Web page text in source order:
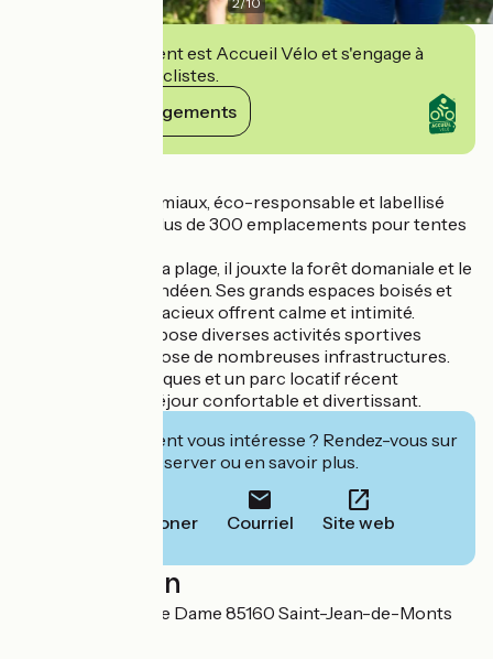
Cet établissement est Accueil Vélo et s'engage à
accueillir des cyclistes.
Voir ses engagements
Le camping Les Amiaux, éco-responsable et labellisé
Clef Verte, offre plus de 300 emplacements pour tentes
À 800 mètres de la plage, il jouxte la forêt domaniale et le
Marais Breton Vendéen. Ses grands espaces boisés et
emplacements spacieux offrent calme et intimité.
Dynamique, il propose diverses activités sportives
encadrées et dispose de nombreuses infrastructures.
Deux parcs aquatiques et un parc locatif récent
garantissent un séjour confortable et divertissant.
Cet établissement vous intéresse ? Rendez-vous sur
leur site pour réserver ou en savoir plus.
Téléphoner Courriel Site web
Localisation
223 route de Notre Dame 85160 Saint-Jean-de-Monts